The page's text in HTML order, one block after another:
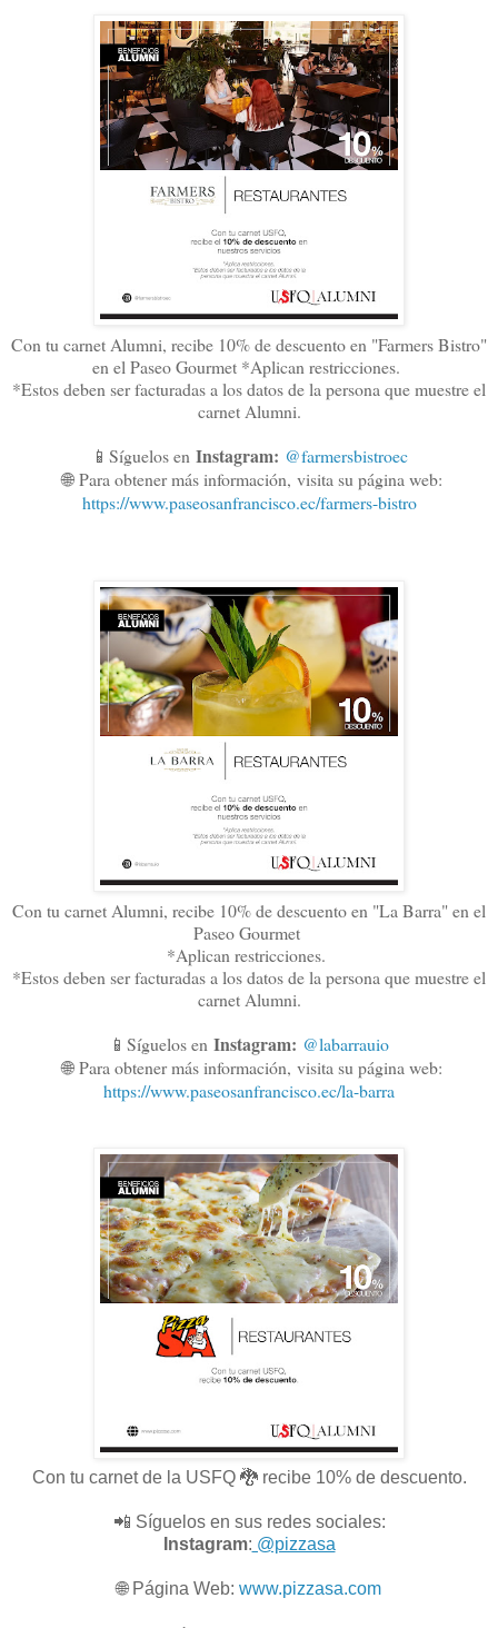
Con tu carnet Alumni, recibe 10% de descuento en "Farmers Bistro"
en el Paseo Gourmet *Aplican restricciones.
*Estos deben ser facturadas a los datos de la persona que muestre el
carnet Alumni.
📱Síguelos en Instagram: @farmersbistroec
🌐Para obtener más información, visita su página web:
https://www.paseosanfrancisco.ec/farmers-bistro
Con tu carnet Alumni, recibe 10% de descuento en "La Barra" en el
Paseo Gourmet
*Aplican restricciones.
*Estos deben ser facturadas a los datos de la persona que muestre el
carnet Alumni.
📱Síguelos en Instagram: @labarrauio
🌐Para obtener más información, visita su página web:
https://www.paseosanfrancisco.ec/la-barra
Con tu carnet de la USFQ 🐉 recibe 10% de descuento.
📲 Síguelos en sus redes sociales:
Instagram: @pizzasa
🌐 Página Web: www.pizzasa.com